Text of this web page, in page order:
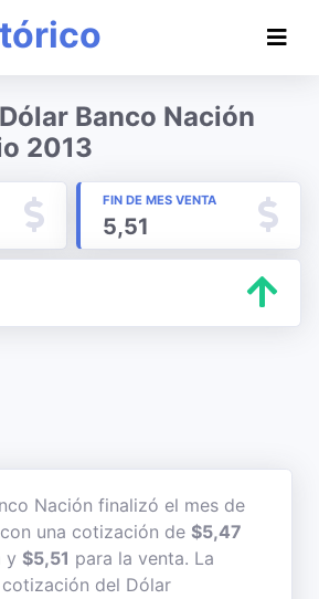
Banco Nación
2013
FIN DE MES VENTA
5,51
Nación finalizó el mes de
con una cotización de $5,47
y $5,51 para la venta. La
del Dólar